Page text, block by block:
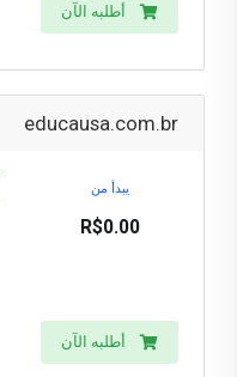
أطلبه الآن
educausa.com.br
يبدأ من
R$0.00
أطلبه الآن